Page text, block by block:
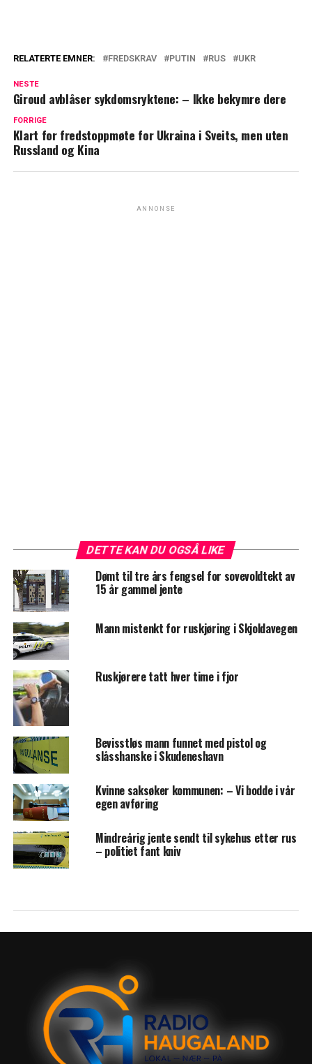
RELATERTE EMNER: FREDSKRAV PUTIN RUS UKR
NESTE
Giroud avblåser sykdomsryktene: – Ikke bekymre dere
FORRIGE
Klart for fredstoppmøte for Ukraina i Sveits, men uten
Russland og Kina
ANNONSE
DETTE KAN DU OGSÅ LIKE
Dømt til tre års fengsel for sovevoldtekt av
15 år gammel jente
Mann mistenkt for ruskjøring i Skjoldavegen
Ruskjørere tatt hver time i fjor
Bevisstløs mann funnet med pistol og
slåsshanske i Skudeneshavn
Kvinne saksøker kommunen: – Vi bodde i vår
egen avføring
Mindreårig jente sendt til sykehus etter rus
– politiet fant kniv